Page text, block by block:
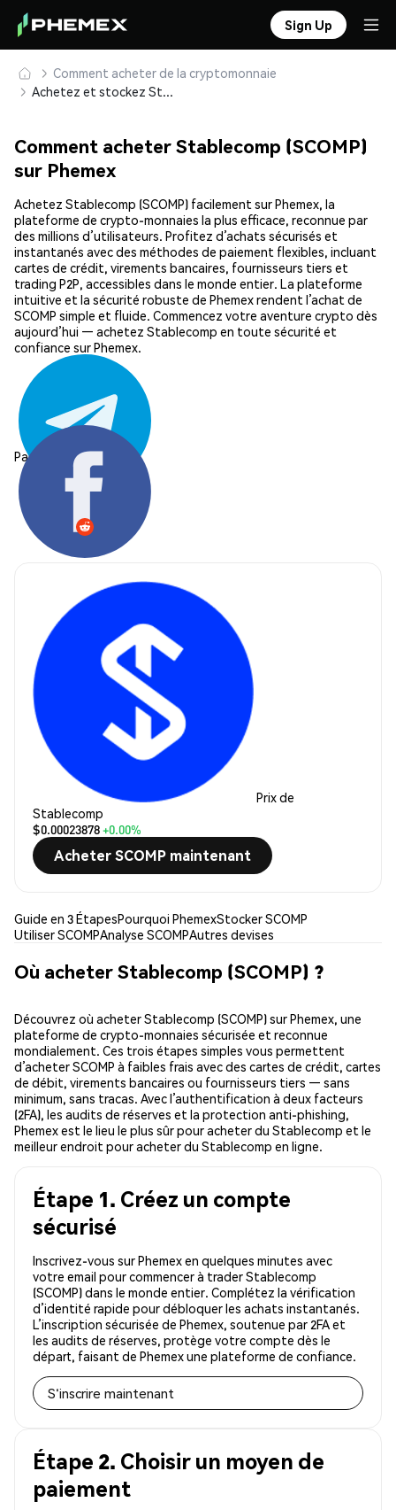
Sign Up
Comment acheter de la cryptomonnaie
Achetez et stockez Stablecomp (SCOMP) en toute sécurité
Comment acheter Stablecomp (SCOMP)
sur Phemex
Achetez Stablecomp (SCOMP) facilement sur Phemex, la
plateforme de crypto-monnaies la plus efficace, reconnue par
des millions d’utilisateurs. Profitez d’achats sécurisés et
instantanés avec des méthodes de paiement flexibles, incluant
cartes de crédit, virements bancaires, fournisseurs tiers et
trading P2P, accessibles dans le monde entier. La plateforme
intuitive et la sécurité robuste de Phemex rendent l’achat de
SCOMP simple et fluide. Commencez votre aventure crypto dès
aujourd’hui — achetez Stablecomp en toute sécurité et
confiance sur Phemex.
Partager:
Prix de
Stablecomp
$0.00023878+0.00%
Acheter SCOMP maintenant
Guide en 3 ÉtapesPourquoi PhemexStocker SCOMP
Utiliser SCOMPAnalyse SCOMPAutres devises
Où acheter Stablecomp (SCOMP) ?
Découvrez où acheter Stablecomp (SCOMP) sur Phemex, une
plateforme de crypto-monnaies sécurisée et reconnue
mondialement. Ces trois étapes simples vous permettent
d’acheter SCOMP à faibles frais avec des cartes de crédit, cartes
de débit, virements bancaires ou fournisseurs tiers — sans
minimum, sans tracas. Avec l’authentification à deux facteurs
(2FA), les audits de réserves et la protection anti-phishing,
Phemex est le lieu le plus sûr pour acheter du Stablecomp et le
meilleur endroit pour acheter du Stablecomp en ligne.
Étape 1. Créez un compte
sécurisé
Inscrivez-vous sur Phemex en quelques minutes avec
votre email pour commencer à trader Stablecomp
(SCOMP) dans le monde entier. Complétez la vérification
d’identité rapide pour débloquer les achats instantanés.
L’inscription sécurisée de Phemex, soutenue par 2FA et
les audits de réserves, protège votre compte dès le
départ, faisant de Phemex une plateforme de confiance.
S'inscrire maintenant
Étape 2. Choisir un moyen de
paiement